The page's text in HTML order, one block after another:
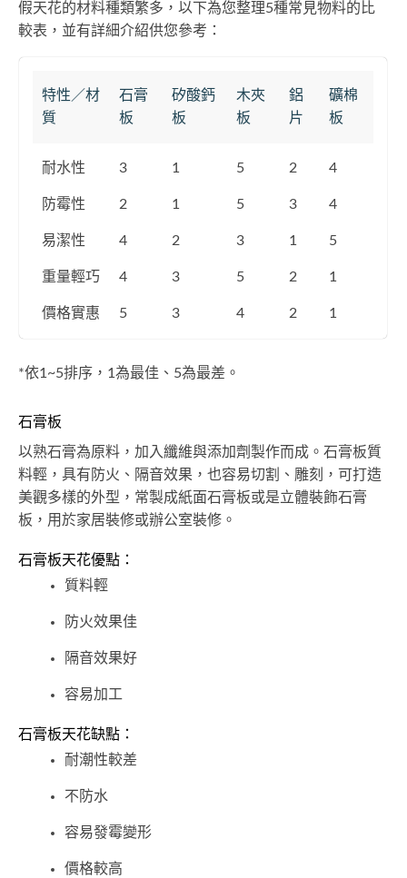
假天花的材料種類繁多，以下為您整理5種常見物料的比
較表，並有詳細介紹供您參考：
特性／材
質
石膏
板
矽酸鈣
板
木夾
板
鋁
片
礦棉
板
耐水性 3 1 5 2 4
防霉性 2 1 5 3 4
易潔性 4 2 3 1 5
重量輕巧 4 3 5 2 1
價格實惠 5 3 4 2 1
*依1~5排序，1為最佳、5為最差。
石膏板
以熟石膏為原料，加入纖維與添加劑製作而成。石膏板質
料輕，具有防火、隔音效果，也容易切割、雕刻，可打造
美觀多樣的外型，常製成紙面石膏板或是立體裝飾石膏
板，用於家居裝修或辦公室裝修。
石膏板天花優點：
質料輕
防火效果佳
隔音效果好
容易加工
石膏板天花缺點：
耐潮性較差
不防水
容易發霉變形
價格較高